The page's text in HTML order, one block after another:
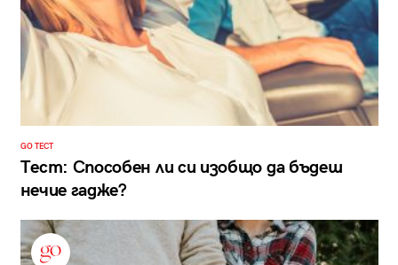
GO ТЕСТ
Тест: Способен ли си изобщо да бъдеш
нечие гадже?